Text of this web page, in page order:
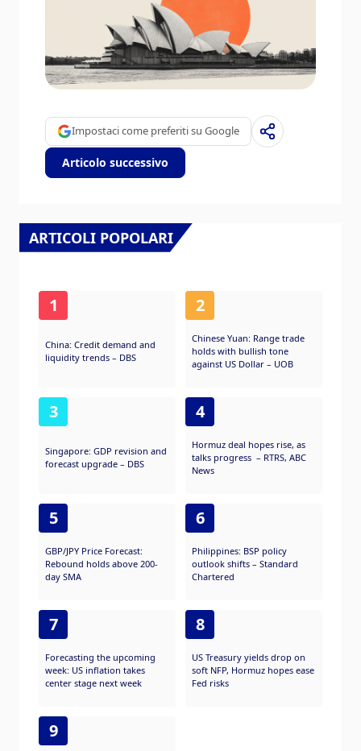
Impostaci come preferiti su Google
Articolo successivo
ARTICOLI POPOLARI
1
China: Credit demand and
liquidity trends – DBS
2
Chinese Yuan: Range trade
holds with bullish tone
against US Dollar – UOB
3
Singapore: GDP revision and
forecast upgrade – DBS
4
Hormuz deal hopes rise, as
talks progress – RTRS, ABC
News
5
GBP/JPY Price Forecast:
Rebound holds above 200-
day SMA
6
Philippines: BSP policy
outlook shifts – Standard
Chartered
7
Forecasting the upcoming
week: US inflation takes
center stage next week
8
US Treasury yields drop on
soft NFP, Hormuz hopes ease
Fed risks
9